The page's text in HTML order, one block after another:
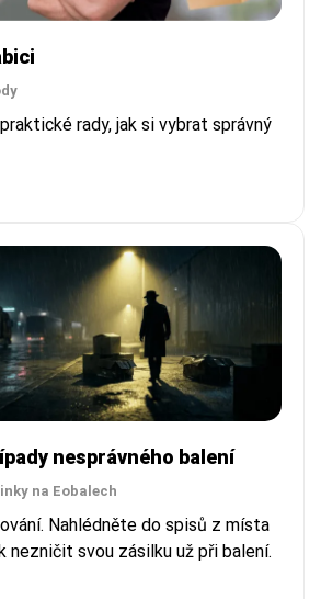
rady, jak si vybrat správný
nesprávného balení
na Eobalech
Nahlédněte do spisů z místa
nezničit svou zásilku už při balení.